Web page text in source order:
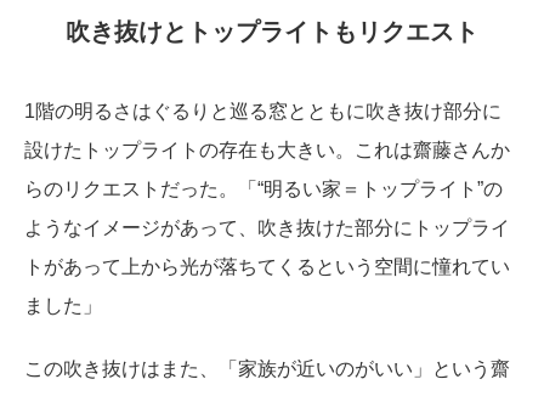
吹き抜けとトップライトもリクエスト
1階の明るさはぐるりと巡る窓とともに吹き抜け部分に
設けたトップライトの存在も大きい。これは齋藤さんか
らのリクエストだった。「“明るい家＝トップライト”の
ようなイメージがあって、吹き抜けた部分にトップライ
トがあって上から光が落ちてくるという空間に憧れてい
ました」
この吹き抜けはまた、「家族が近いのがいい」という齋